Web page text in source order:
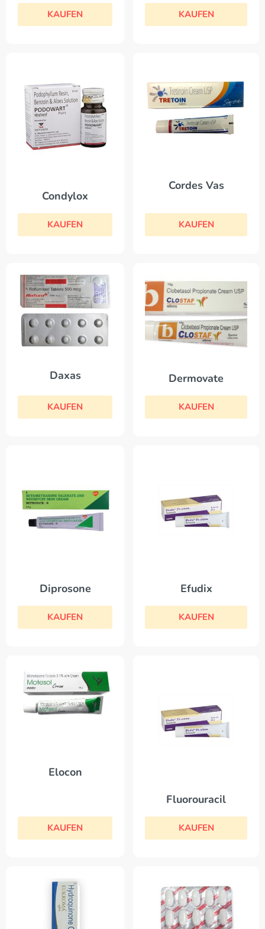
KAUFEN KAUFEN
Condylox
KAUFEN
Cordes Vas
KAUFEN
Daxas
KAUFEN
Dermovate
KAUFEN
Diprosone
KAUFEN
Efudix
KAUFEN
Elocon
KAUFEN
Fluorouracil
KAUFEN